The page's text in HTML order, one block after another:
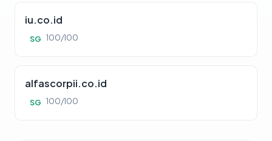
iu.co.id
SG 100/100
alfascorpii.co.id
SG 100/100